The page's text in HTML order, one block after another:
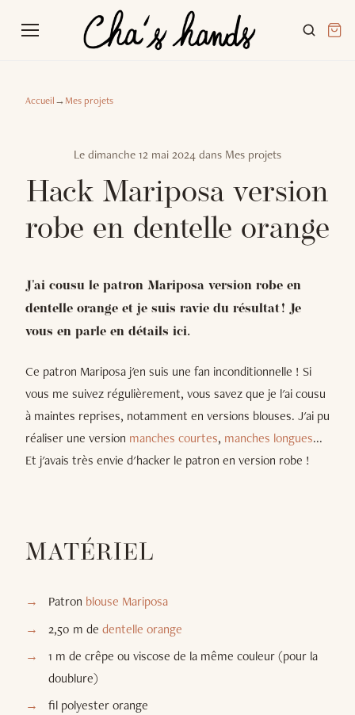
Accueil→Mes projets
Le dimanche 12 mai 2024 dans Mes projets
Hack Mariposa version
robe en dentelle orange
J'ai cousu le patron Mariposa version robe en
dentelle orange et je suis ravie du résultat ! Je
vous en parle en détails ici.
Ce patron Mariposa j'en suis une fan inconditionnelle ! Si
vous me suivez régulièrement, vous savez que je l'ai cousu
à maintes reprises, notamment en versions blouses. J'ai pu
réaliser une version manches courtes, manches longues...
Et j'avais très envie d'hacker le patron en version robe !
MATÉRIEL
Patron blouse Mariposa
2,50 m de dentelle orange
1 m de crêpe ou viscose de la même couleur (pour la
doublure)
fil polyester orange